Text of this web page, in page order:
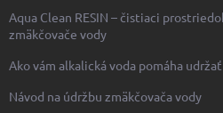
Aqua Clean RESIN – čistiaci
zmäkčovače vody
Ako vám alkalická voda pomáha
Návod na údržbu zmäkčovača vody